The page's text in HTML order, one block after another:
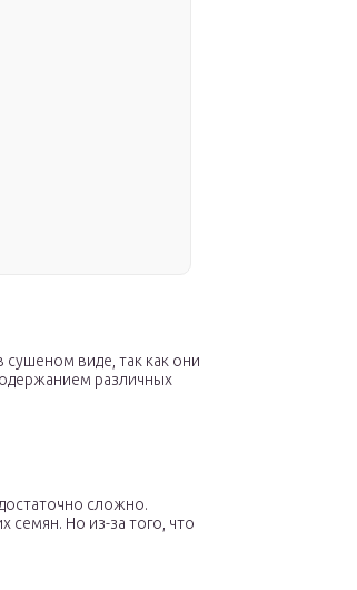
виде, так как они
различных
сложно.
семян. Но из-за того, что